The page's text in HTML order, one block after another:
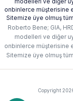
Roberto Bene; GIA,
modelleri ve diğer
onbinlerce müşterisine
Sitemize üye olmuş
Copyright